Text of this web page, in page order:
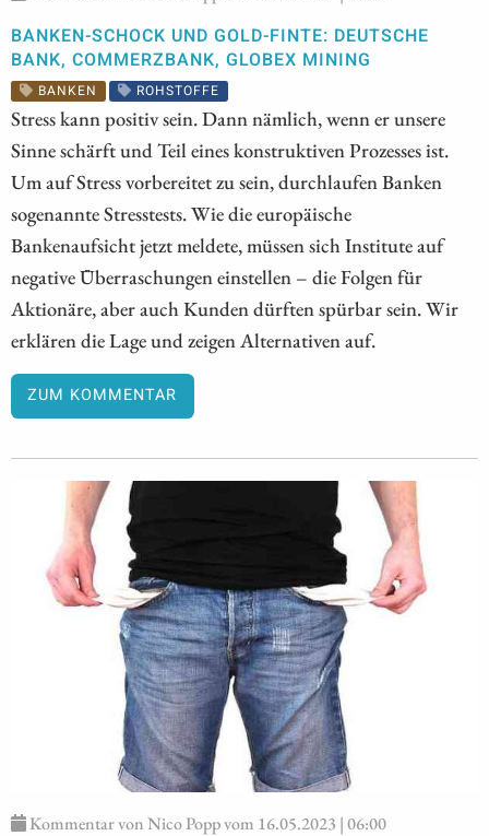
BANKEN-SCHOCK UND GOLD-FINTE: DEUTSCHE
BANK, COMMERZBANK, GLOBEX MINING
BANKEN ROHSTOFFE
Stress kann positiv sein. Dann nämlich, wenn er unsere
Sinne schärft und Teil eines konstruktiven Prozesses ist.
Um auf Stress vorbereitet zu sein, durchlaufen Banken
sogenannte Stresstests. Wie die europäische
Bankenaufsicht jetzt meldete, müssen sich Institute auf
negative Überraschungen einstellen – die Folgen für
Aktionäre, aber auch Kunden dürften spürbar sein. Wir
erklären die Lage und zeigen Alternativen auf.
ZUM KOMMENTAR
Kommentar von Nico Popp vom 16.05.2023 | 06:00